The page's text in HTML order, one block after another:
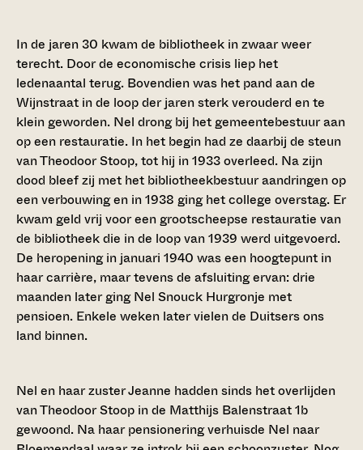
In de jaren 30 kwam de bibliotheek in zwaar weer
terecht. Door de economische crisis liep het
ledenaantal terug. Bovendien was het pand aan de
Wijnstraat in de loop der jaren sterk verouderd en te
klein geworden. Nel drong bij het gemeentebestuur aan
op een restauratie. In het begin had ze daarbij de steun
van Theodoor Stoop, tot hij in 1933 overleed. Na zijn
dood bleef zij met het bibliotheekbestuur aandringen op
een verbouwing en in 1938 ging het college overstag. Er
kwam geld vrij voor een grootscheepse restauratie van
de bibliotheek die in de loop van 1939 werd uitgevoerd.
De heropening in januari 1940 was een hoogtepunt in
haar carrière, maar tevens de afsluiting ervan: drie
maanden later ging Nel Snouck Hurgronje met
pensioen. Enkele weken later vielen de Duitsers ons
land binnen.
Nel en haar zuster Jeanne hadden sinds het overlijden
van Theodoor Stoop in de Matthijs Balenstraat 1b
gewoond. Na haar pensionering verhuisde Nel naar